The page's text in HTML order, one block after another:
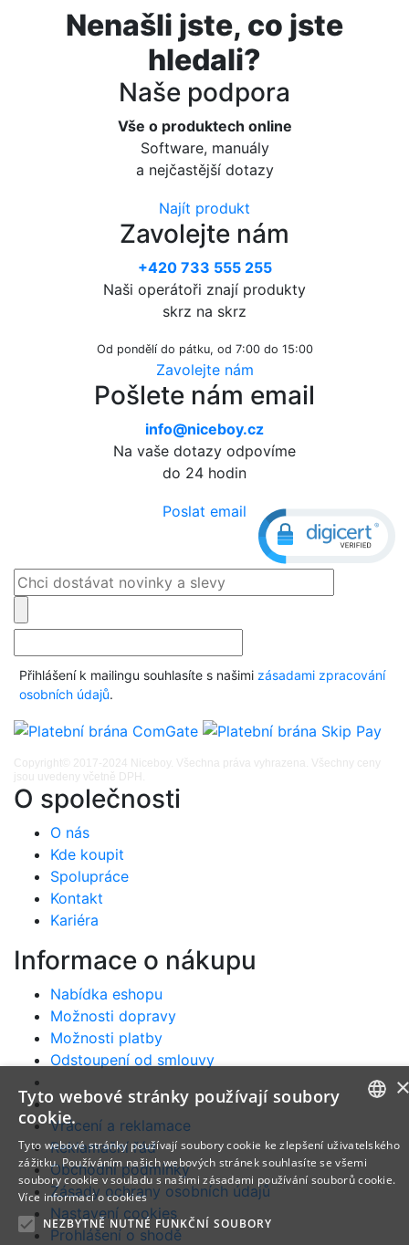
Nenašli jste, co jste
hledali?
Naše podpora
Vše o produktech online
Software, manuály
a nejčastější dotazy
Najít produkt
Zavolejte nám
+420 733 555 255
Naši operátoři znají produkty
skrz na skrz
Od pondělí do pátku, od 7:00 do 15:00
Zavolejte nám
Pošlete nám email
info@niceboy.cz
Na vaše dotazy odpovíme
do 24 hodin
Poslat email
O společnosti
O nás
Kde koupit
Spolupráce
Kontakt
Kariéra
Informace o nákupu
Nabídka eshopu
Možnosti dopravy
Možnosti platby
Odstoupení od smlouvy
Vrácení a reklamace
Reklamační řád
Obchodní podmínky
Zásady ochrany osobních údajů
Nastavení cookies
Prohlášení o shodě
Přihlášení k mailingu souhlasíte s našimi zásadami zpracování
osobních údajů.
Copyright© 2017-2024 Niceboy. Všechna práva vyhrazena. Všechny ceny
jsou uvedeny včetně DPH.
SLOVAK
Tyto webové stránky používají soubory
cookie.
Tyto webové stránky používají soubory cookie ke zlepšení uživatelského
zážitku. Používáním našich webových stránek souhlasíte se všemi
soubory cookie v souladu s našimi zásadami používání souborů cookie.
Více informací o cookies
NEZBYTNĚ NUTNÉ FUNKČNÍ SOUBORY